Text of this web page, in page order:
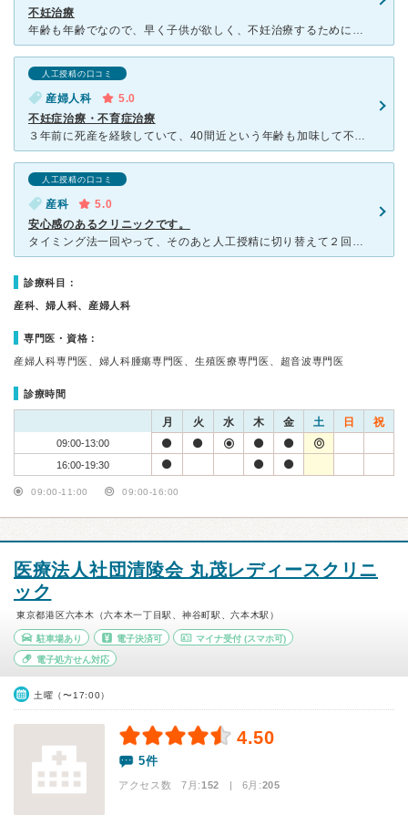
不妊治療
年齢も年齢でなので、早く子供が欲しく、不妊治療するために調べて通院しました。 最初は初めての事ばかりで、不安いっぱいでしたが、医院長先生の雰囲気に安心し、通い続けました。 タイミングだと難しいこと
人工授精の口コミ
産婦人科
5.0
不妊症治療・不育症治療
３年前に死産を経験していて、40間近という年齢も加味して不妊症・不育症両方診てくださる病院を探してこちらにたどりつきました。このサイトの口コミも多いに参考にさせていただきました。 2021年7月から
人工授精の口コミ
産科
5.0
安心感のあるクリニックです。
タイミング法一回やって、そのあと人工授精に切り替えて２回目で授かることができました。 初めてのときには心配なこともたくさんありましたが、レディースクリニックなのでまわりも女性なので安心感がありました
診療科目：
産科、婦人科、産婦人科
専門医・資格：
産婦人科専門医、婦人科腫瘍専門医、生殖医療専門医、超音波専門医
診療時間
月 火 水 木 金 土 日 祝
09:00-13:00
16:00-19:30
09:00-11:00 09:00-16:00
医療法人社団清陵会 丸茂レディースクリニ
ック
東京都港区六本木（六本木一丁目駅、神谷町駅、六本木駅）
駐車場あり 電子決済可 マイナ受付 (スマホ可)
電子処方せん対応
土曜（〜17:00）
4.50
5件
アクセス数 7月:152 | 6月:205